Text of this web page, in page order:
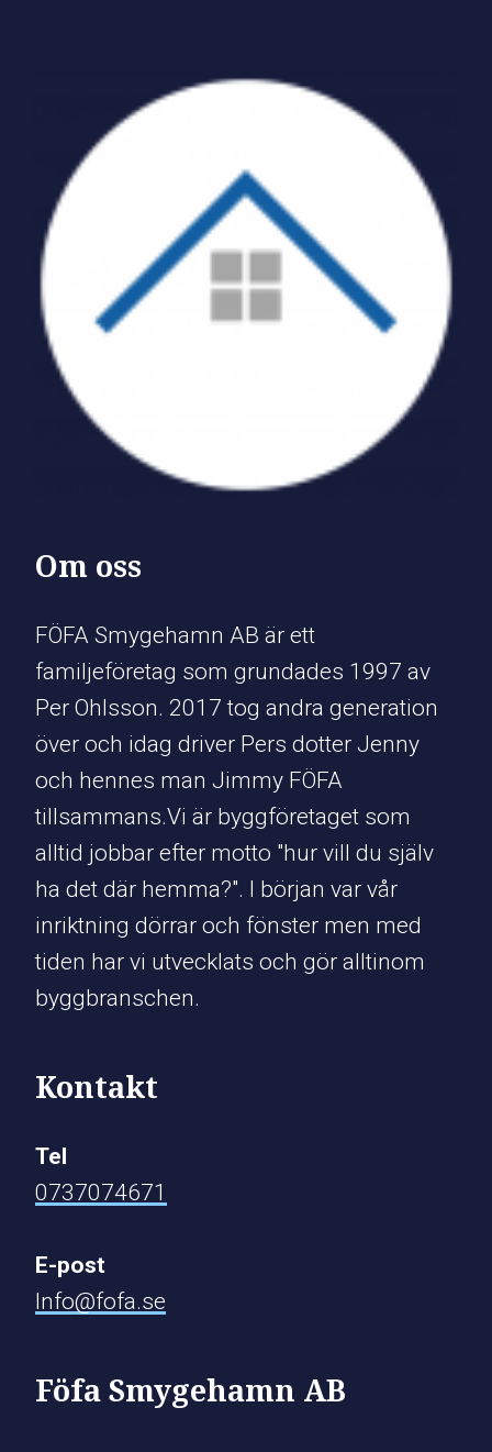
Om oss
FÖFA Smygehamn AB är ett
familjeföretag som grundades 1997 av
Per Ohlsson. 2017 tog andra generation
över och idag driver Pers dotter Jenny
och hennes man Jimmy FÖFA
tillsammans.Vi är byggföretaget som
alltid jobbar efter motto "hur vill du själv
ha det där hemma?". I början var vår
inriktning dörrar och fönster men med
tiden har vi utvecklats och gör alltinom
byggbranschen.
Kontakt
Tel
0737074671
E-post
Info@fofa.se
​​​​​​​​​Föfa Smygehamn AB